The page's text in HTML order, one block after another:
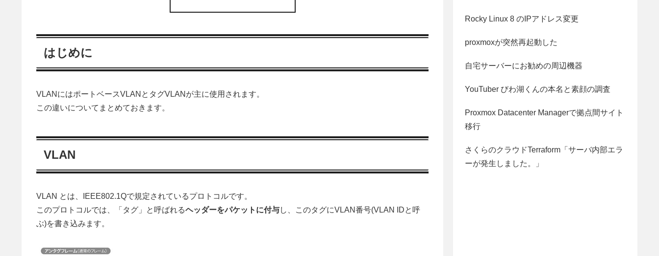
はじめに
VLANにはポートベースVLANとタグVLANが主に使用されます。
この違いについてまとめておきます。
VLAN
VLAN とは、IEEE802.1Qで規定されているプロトコルです。
このプロトコルでは、「タグ」と呼ばれるヘッダーをパケットに付与し、このタグにVLAN番号(VLAN IDと呼
ぶ)を書き込みます。
Rocky Linux 8 のIPアドレス変更
proxmoxが突然再起動した
自宅サーバーにお勧めの周辺機器
YouTuber びわ湖くんの本名と素顔の調査
Proxmox Datacenter Managerで拠点間サイト
移行
さくらのクラウドTerraform「サーバ内部エラ
ーが発生しました。」